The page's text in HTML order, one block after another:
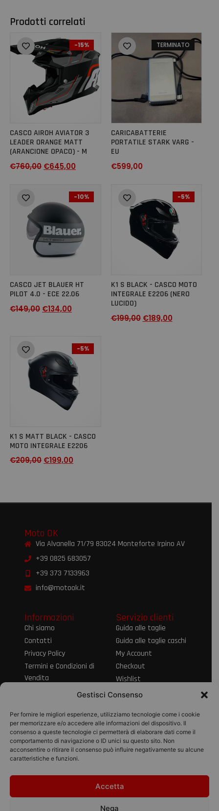
Gestisci Consenso
Per fornire le migliori esperienze, utilizziamo tecnologie come i cookie
per memorizzare e/o accedere alle informazioni del dispositivo. Il
consenso a queste tecnologie ci permetterà di elaborare dati come il
comportamento di navigazione o ID unici su questo sito. Non
acconsentire o ritirare il consenso può influire negativamente su alcune
caratteristiche e funzioni.
Accetta
Nega
Prodotti correlati
-15%
CASCO AIROH AVIATOR 3
LEADER ORANGE MATT
(ARANCIONE OPACO) - M
€760,00 €645,00
TERMINATO
CARICABATTERIE
PORTATILE STARK VARG -
EU
€599,00
-10%
CASCO JET BLAUER HT
PILOT 4.0 - ECE 22.06
€149,00 €134,00
-5%
K1 S BLACK - CASCO MOTO
INTEGRALE E2206 (NERO
LUCIDO)
€199,00 €189,00
-5%
K1 S MATT BLACK - CASCO
MOTO INTEGRALE E2206
€209,00 €199,00
Moto OK
Via Alvanella 71/79 83024 Monteforte Irpino AV
+39 0825 683057
+39 373 7133963
info@motook.it
Informazioni
Chi siamo
Contatti
Privacy Policy
Termini e Condizioni di
Vendita
Informativa sul Diritto
Servizio clienti
Guida alle taglie
Guida alle taglie caschi
My Account
Checkout
Wishlist
Spedizioni e resi
pagamento
Pagamenti
© 2026 Pico Moto
srl | P.IVA